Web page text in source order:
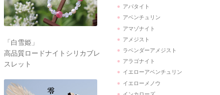
「白雪姫」
高品質ロードナイトシリカブレ
スレット
アパタイト
アベンチュリン
アマゾナイト
アメジスト
ラベンダーアメジスト
アラゴナイト
イエローアベンチュリン
イエローメノウ